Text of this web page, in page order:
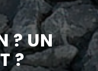
? UN
?